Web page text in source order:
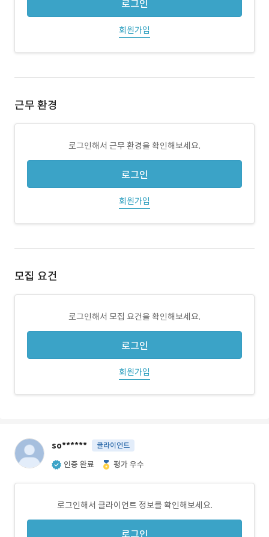
로그인
회원가입
근무 환경
로그인해서 근무 환경을 확인해보세요.
로그인
회원가입
모집 요건
로그인해서 모집 요건을 확인해보세요.
로그인
회원가입
so****** 클라이언트
인증 완료 평가 우수
로그인해서 클라이언트 정보를 확인해보세요.
로그인